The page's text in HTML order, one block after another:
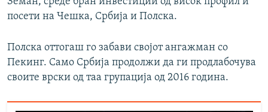
посети на Чешка, Србија и Полска.
Полска оттогаш го забави својот ангажман со
Пекинг. Само Србија продолжи да ги продлабочува
своите врски од таа групација од 2016 година.